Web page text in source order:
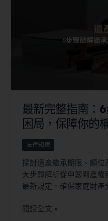
最新完整指南：
困局，保障你的
法律知識
探討遺產繼承期限、順
大步驟解析從申報到產
最新規定，確保家庭財產
閱讀全文 »